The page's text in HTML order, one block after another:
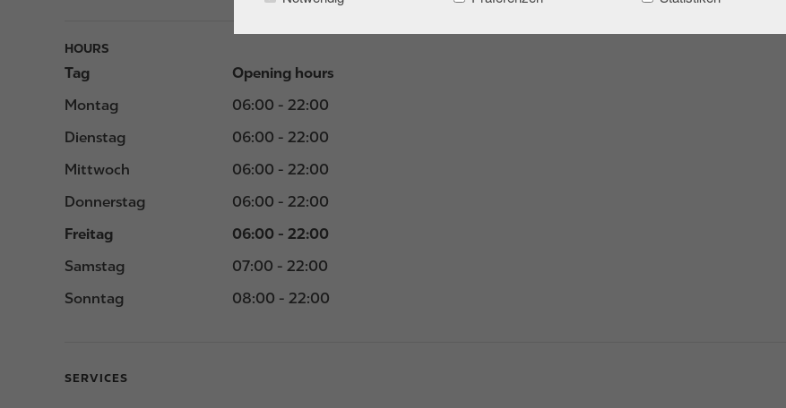
HOURS
Tag
Opening hours
Montag
06:00 - 22:00
Dienstag
06:00 - 22:00
Mittwoch
06:00 - 22:00
Donnerstag
06:00 - 22:00
Freitag
06:00 - 22:00
Samstag
07:00 - 22:00
Sonntag
08:00 - 22:00
SERVICES